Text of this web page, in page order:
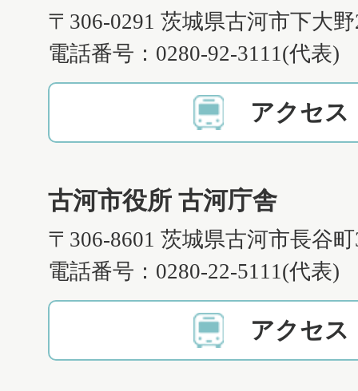
〒306-0291 茨城県古河市下大
電話番号：0280-92-3111(代表)
アクセス
古河市役所 古河庁舎
〒306-8601 茨城県古河市長谷
電話番号：0280-22-5111(代表)
アクセス